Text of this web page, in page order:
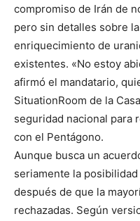
compromiso de Irán de
pero sin detalles sobre
enriquecimiento de
existentes. «No estoy
afirmó el mandatario,
SituationRoom de la
seguridad nacional para
con el Pentágono.
Aunque busca un
seriamente la
después de que la
rechazadas. Según